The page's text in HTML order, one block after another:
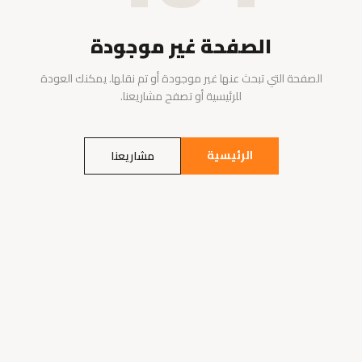
الصفحة غير موجودة
الصفحة التي تبحث عنها غير موجودة أو تم نقلها. يمكنك العودة
للرئيسية أو تصفح مشاريعنا.
الرئيسية مشاريعنا